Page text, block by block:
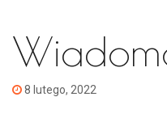
8 lutego, 2022